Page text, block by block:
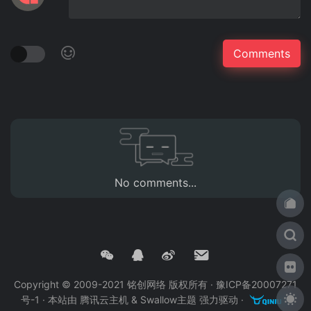
No comments...
Copyright © 2009-2021 铭创网络 版权所有 · 豫ICP备20007271
号-1 · 本站由 腾讯云主机 & Swallow主题 强力驱动 · ·